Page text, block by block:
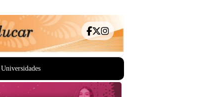
Universidades